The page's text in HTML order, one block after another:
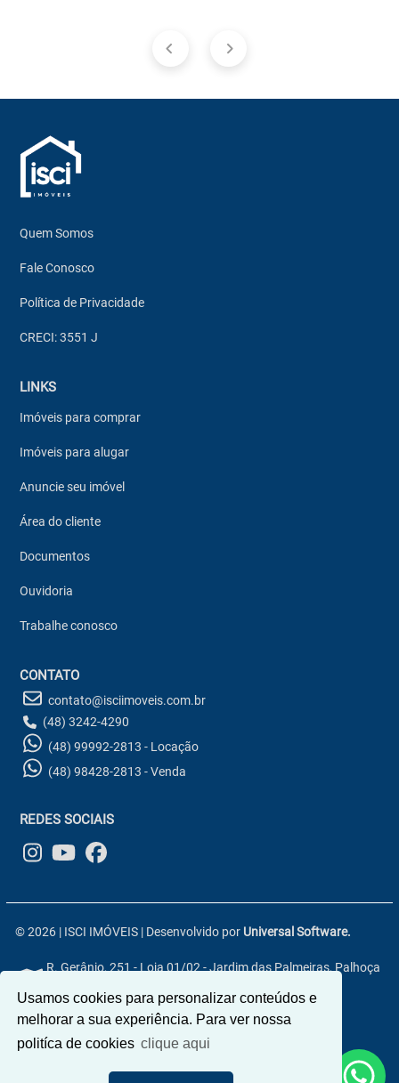
Usamos cookies para personalizar conteúdos e
melhorar a sua experiência. Para ver nossa
politíca de cookies clique aqui
Quem Somos
Fale Conosco
Política de Privacidade
CRECI: 3551 J
LINKS
Imóveis para comprar
Imóveis para alugar
Anuncie seu imóvel
Área do cliente
Documentos
Ouvidoria
Trabalhe conosco
CONTATO
contato@isciimoveis.com.br
(48) 3242-4290
(48) 99992-2813 - Locação
(48) 98428-2813 - Venda
REDES SOCIAIS
© 2026 | ISCI IMÓVEIS | Desenvolvido por Universal Software.
R. Gerânio, 251 - Loja 01/02 - Jardim das Palmeiras, Palhoça